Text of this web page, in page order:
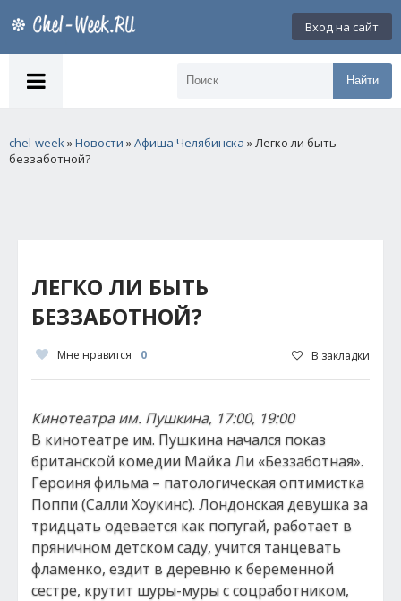
Вход на сайт
Найти
chel-week»Новости »Афиша Челябинска » Легко ли быть
беззаботной?
ЛЕГКО ЛИ БЫТЬ
БЕЗЗАБОТНОЙ?
Мне нравится 0 В закладки
Кинотеатра им. Пушкина, 17:00, 19:00
В кинотеатре им. Пушкина начался показ
британской комедии Майка Ли «Беззаботная».
Героиня фильма – патологическая оптимистка
Поппи (Салли Хоукинс). Лондонская девушка за
тридцать одевается как попугай, работает в
пряничном детском саду, учится танцевать
фламенко, ездит в деревню к беременной
сестре, крутит шуры-муры с соцработником,